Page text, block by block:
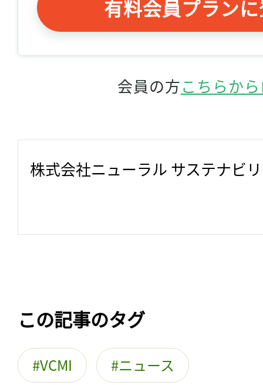
有料会員プラン
会員の方こちらか
株式会社ニューラル サステナビ
この記事のタグ
VCMI ニュース